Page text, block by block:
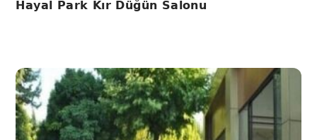
Hayal Park Kır Düğün Salonu